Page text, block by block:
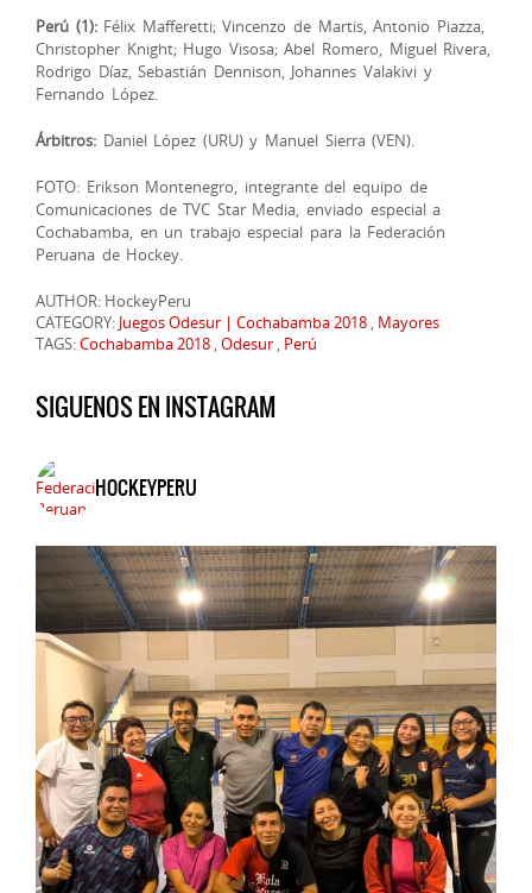
Perú (1):Félix Mafferetti; Vincenzo de Martis, Antonio Piazza,
Christopher Knight; Hugo Visosa; Abel Romero, Miguel Rivera,
Rodrigo Díaz, Sebastián Dennison, Johannes Valakivi y
Fernando López.
Árbitros: Daniel López (URU) y Manuel Sierra (VEN).
FOTO: Erikson Montenegro, integrante del equipo de
Comunicaciones de TVC Star Media, enviado especial a
Cochabamba, en un trabajo especial para la Federación
Peruana de Hockey.
AUTHOR: HockeyPeru
CATEGORY: Juegos Odesur | Cochabamba 2018 Mayores
TAGS:Cochabamba 2018 Odesur Perú
SIGUENOS EN INSTAGRAM
HOCKEYPERU